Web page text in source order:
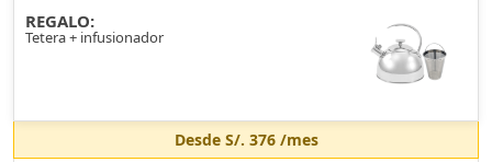
REGALO:
Tetera + infusionador
Desde S/. 376/mes